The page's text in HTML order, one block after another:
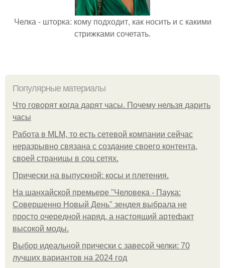
Челка - шторка: кому подходит, как носить и с какими
стрижками сочетать.
Популярные материалы
Что говорят когда дарят часы. Почему нельзя дарить
часы
Работа в MLM, то есть сетевой компании сейчас
неразрывно связана с создание своего контента,
своей страницы в соц сетях.
Прически на выпускной: косы и плетения.
На шанхайской премьере "Человека - Паука:
Совершенно Новый День" зендея выбрала не
просто очередной наряд, а настоящий артефакт
высокой моды.
Выбор идеальной прически с завесой челки: 70
лучших вариантов на 2024 год